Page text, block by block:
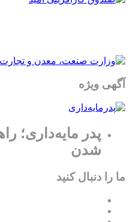
آگهی ویژه
پدر مایه‌داری؛
شدن
ما را دنبال کنید